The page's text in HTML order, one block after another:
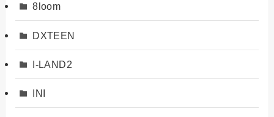
8loom
DXTEEN
I-LAND2
INI